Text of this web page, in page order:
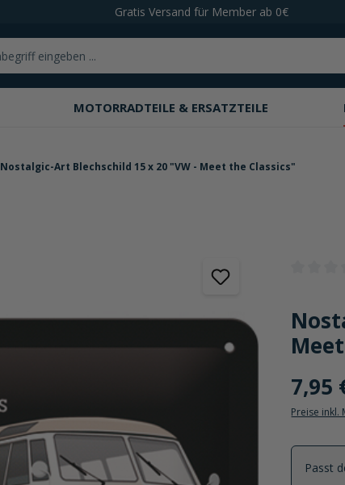
Gratis Versand für Member ab 0€
MOTORRADTEILE & ERSATZTEILE
Nostalgic-Art Blechschild 15 x 20 "VW - Meet the Classics"
7,95
Preise inkl.
Passt